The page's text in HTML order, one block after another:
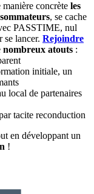
concrète les
, se cache
PASSTIME, nul
se lancer. Rejoindre
nombreux atouts :
initiale, un
local de partenaires
tacite reconduction
en développant un
!